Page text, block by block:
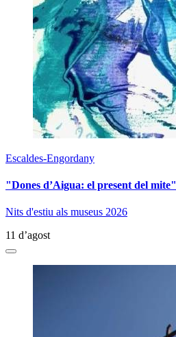
Escaldes-Engordany
"Dones d’Aigua: el present del mite"
Nits d'estiu als museus 2026
11 d’agost